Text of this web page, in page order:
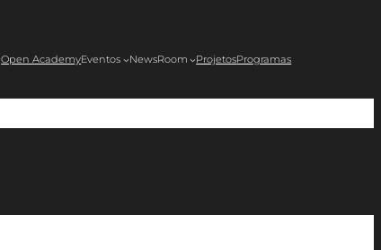
Open AcademyEventos NewsRoom ProjetosProgramas